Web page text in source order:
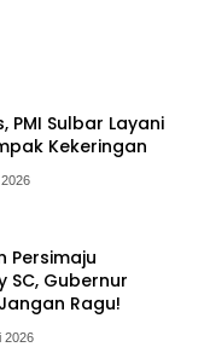
Sulbar Layani
Kekeringan
Persimaju
SC, Gubernur
Ragu!
2026